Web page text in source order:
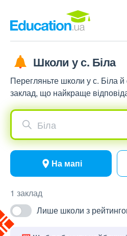
Школи у с. Біла
Перегляньте школи у с. Біла й
заклад, що найкраще
Біла
На мапі
1 заклад
Лише школи з